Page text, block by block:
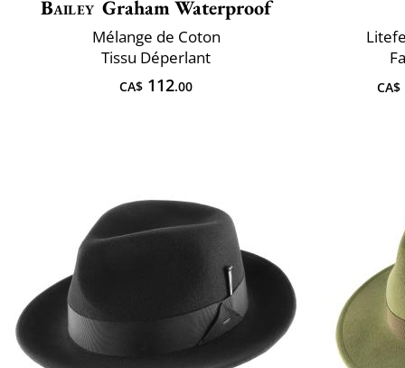
Bailey Graham Waterproof
Mélange de Coton
Tissu Déperlant
CA$ 112.00 CA$